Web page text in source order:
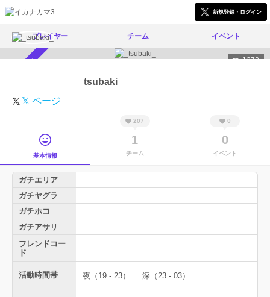
新規登録・ログイン
プレイヤー チーム イベント
1273
_tsubaki_
𝕏 ページ
基本情報
207
1
チーム
0
0
イベント
ガチエリア
ガチヤグラ
ガチホコ
ガチアサリ
フレンドコー
ド
活動時間帯 夜（19 - 23） 深（23 - 03）